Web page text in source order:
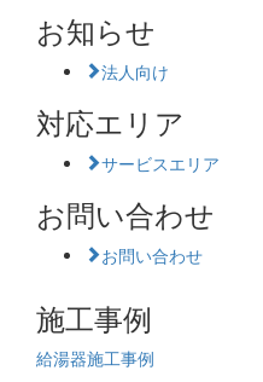
お知らせ
法人向け
対応エリア
サービスエリア
お問い合わせ
お問い合わせ
施工事例
給湯器施工事例